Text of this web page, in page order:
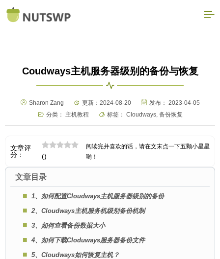
Coudways主机服务器级别的备份与恢复
Sharon Zang 更新：2024-08-20 发布： 2023-04-05
分类：
主机教程 标签： Cloudways, 备份恢复
文章评
分：
()
阅读完并喜欢的话，请在文末点一下五颗小星星
哟！
文章目录
1、如何配置Cloudways主机服务器级别的备份
2、Cloudways主机服务机级别备份机制
3、如何查看备份数据大小
4、如何下载Cloduways服务器备份文件
5、Cloudways如何恢复主机？